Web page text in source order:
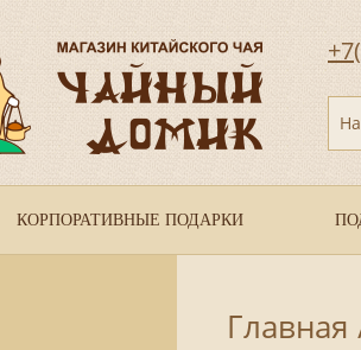
КОРПОРАТИВНЫЕ ПОДАРКИ
Главная